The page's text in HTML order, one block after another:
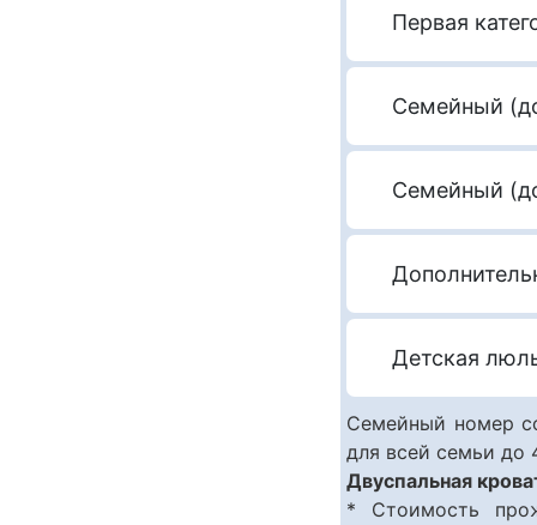
Первая
Семейный
Семейный
Детская
Семейный номер
для всей семьи до
Двуспальная
* Стоимость